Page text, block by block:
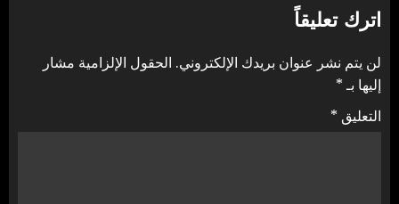
اترك تعليقاً
لن يتم نشر عنوان بريدك الإلكتروني. الحقول الإلزامية مشار
إليها بـ*
التعليق *